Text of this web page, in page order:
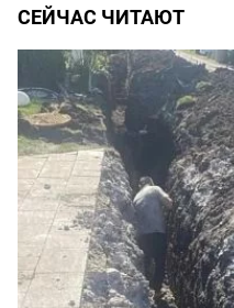
СЕЙЧАС ЧИТАЮТ